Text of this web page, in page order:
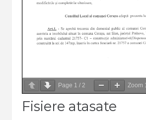
Page 1 / 2 Zoom
Fisiere atasate